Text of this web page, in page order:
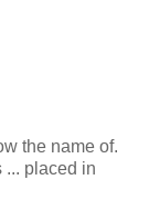
the name of.
... placed in